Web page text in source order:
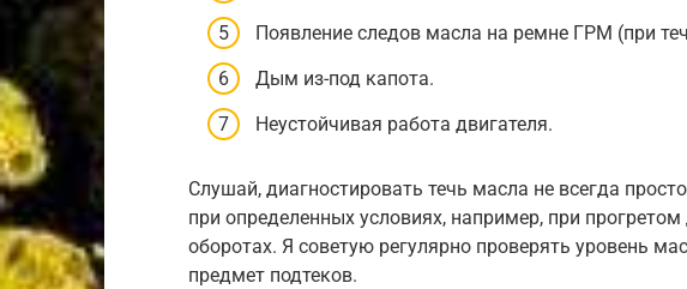
Появление следов масла на ремне ГРМ (при
Дым из-под капота.
Неустойчивая работа двигателя.
Слушай, диагностировать течь масла не всегда
при определенных условиях, например, при
оборотах. Я советую регулярно проверять уровень
предмет подтеков.